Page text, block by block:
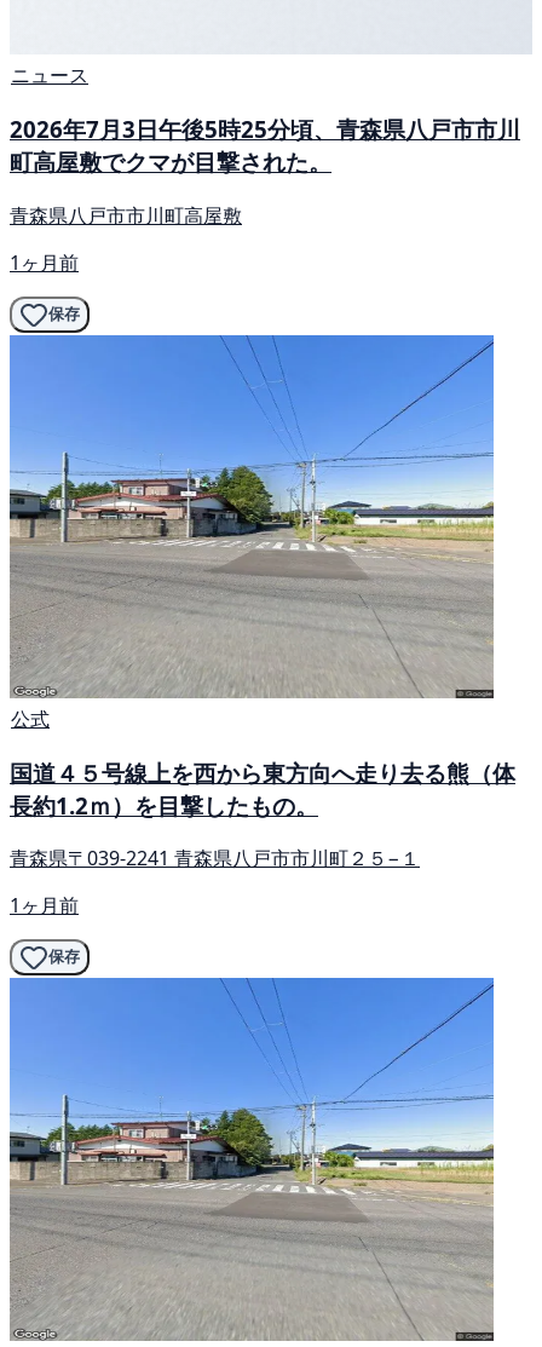
ニュース
2026年7月3日午後5時25分頃、青森県八戸市市川
町高屋敷でクマが目撃された。
青森県八戸市市川町高屋敷
1ヶ月前
保存
公式
国道４５号線上を西から東方向へ走り去る熊（体
長約1.2ｍ）を目撃したもの。
青森県〒039-2241 青森県八戸市市川町２５−１
1ヶ月前
保存